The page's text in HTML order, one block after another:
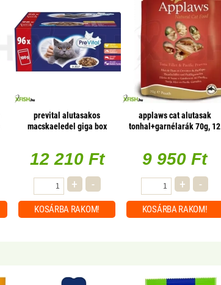
prevital alutasakos
macskaeledel giga box
12 210 Ft
+ -
KOSÁRBA RAKOM!
applaws cat alutasak
tonhal+garnélarák 70g, 12
9 950 Ft
+ -
KOSÁRBARAKOM!